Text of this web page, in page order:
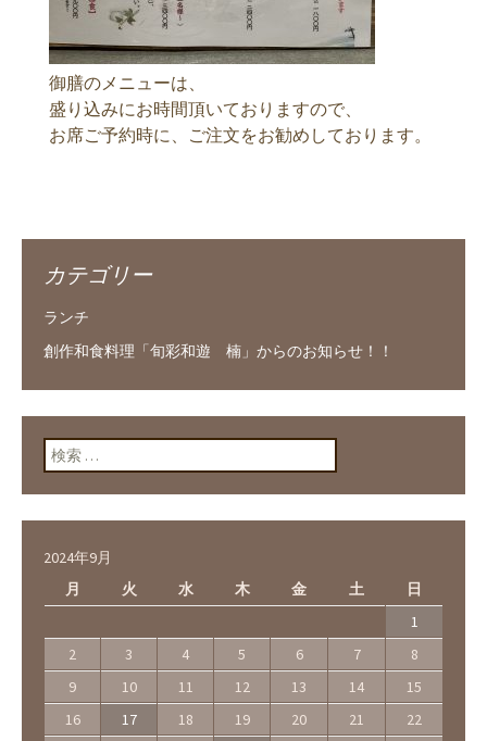
御膳のメニューは、
盛り込みにお時間頂いておりますので、
お席ご予約時に、ご注文をお勧めしております。
カテゴリー
ランチ
創作和食料理「旬彩和遊 楠」からのお知らせ！！
検索:
2024年9月
月
火 水 木 金 土 日
1
2
3 4 5 6 7
8
9
10 11 12 13 14
15
16
17 18 19 20 21
22